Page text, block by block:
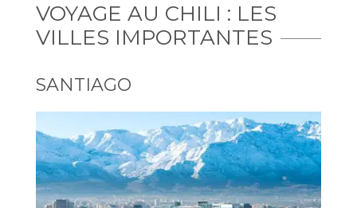
VOYAGE AU CHILI : LES
VILLES IMPORTANTES
SANTIAGO